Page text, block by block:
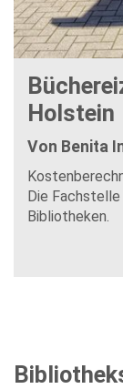
Holstein
Von Benita
Die
Bibliotheken.